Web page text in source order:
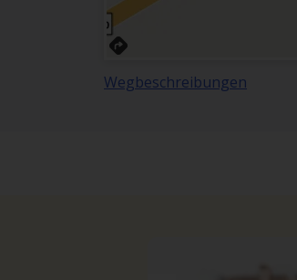
Wegbeschreibungen